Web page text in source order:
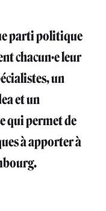
parti politique
chacun·e leur
un
et un
qui permet de
à apporter à